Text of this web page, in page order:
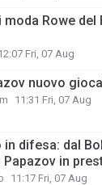
moda Rowe del
Fri, 07 Aug
nuovo
11:31 Fri, 07 Aug
in difesa: dal
in
11:17 Fri, 07 Aug